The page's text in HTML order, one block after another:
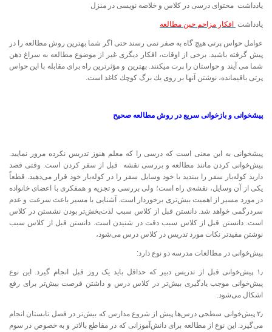
یادداشت محتوای درسی در کلاس و خلاصه نویسی در منزل
یادداشت افکار مزاحم حین مطالعه
عوامل حواس پرتی هیچ گاه به صفر نمی رسند حتی اگر شما بهترین روش مطالعه را در
پیش گرفته باشید. برخی از اوقات، افكار دیگری غیر از موضوع مطالعه به سراغ ذهن
شما می آیند و حواستان را پرت میكنند. بهترین و مؤثرترین راه برای مقابله با این حواس
پرتی باقیمانده، نوشتن آنها بر روی یك برگ كوچك كاغذ است.
پیشخوانی و بازخوانی سریعدر روش مطالعه صحیح
پیشخوانی به این معنی است که درسی را که معلم هنوز تدریس نکرده مرور نمایید.
پیش‌خوانی کردن مانند مطالعه و بررسی نقشه قبل از سفر کردن است. وقتی قصد
دارید کوله‌بار سفر را ببندید با خود وسایل سفر را در کوله‌بار خود قرار می‌دهید. قطعاً
یکی از آن وسایل، نقشه‌ی راه است؛ ولی بررسی و تجزیه و همفکری با اعضای خانواده
در مورد مسیر از اهمیت بیش‌تری برخوردار است. آشنایی با مسیر باعث سرعت و عدم
سردرگمی خواهد شد. دانستن قبل از کلاس سبب لذت‌بخش‌تر بودن نشستن در کلاس
است. دانستن قبل از کلاس سبب دقت در شنیدن است. دانستن قبل از کلاس سبب
نوشتن مفیدتر نکات مورد تدریس در کلاس درس می‌شود،
پیش‌خوانی در مطالعات مدرسه دو نوع دارد:
۱٫ پیش‌خوانی قبل از تدریس دبیر که حداقل باید یک روز قبل انجام گیرد. این نوع
پیش‌خوانی موجب یادگیری بیش‌تر در کلاس درس و داشتن فرصت بیش‌تر برای رفع
اشکال می‌شود.
۲٫ پیش‌خوانی سطحی درس‌ها پیش از شروع مدارس که بیش‌تر در فصل تابستان انجام
می‌گیرد. این نوع از مطالعه برای دانش‌آموزانی که در مقاطع بالاتر و به خصوص در سوم